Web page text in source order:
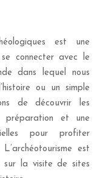
est une
connecter avec le
dans lequel nous
ou un simple
de découvrir les
préparation et une
pour profiter
est
sur la visite de sites